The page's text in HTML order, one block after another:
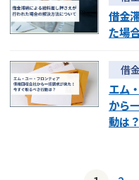
借金
た場
借
エム
から
動は？